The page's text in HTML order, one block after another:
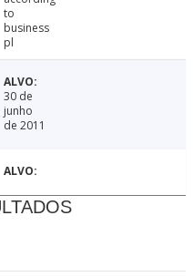
to
business
pl
30 de
junho
de 2011